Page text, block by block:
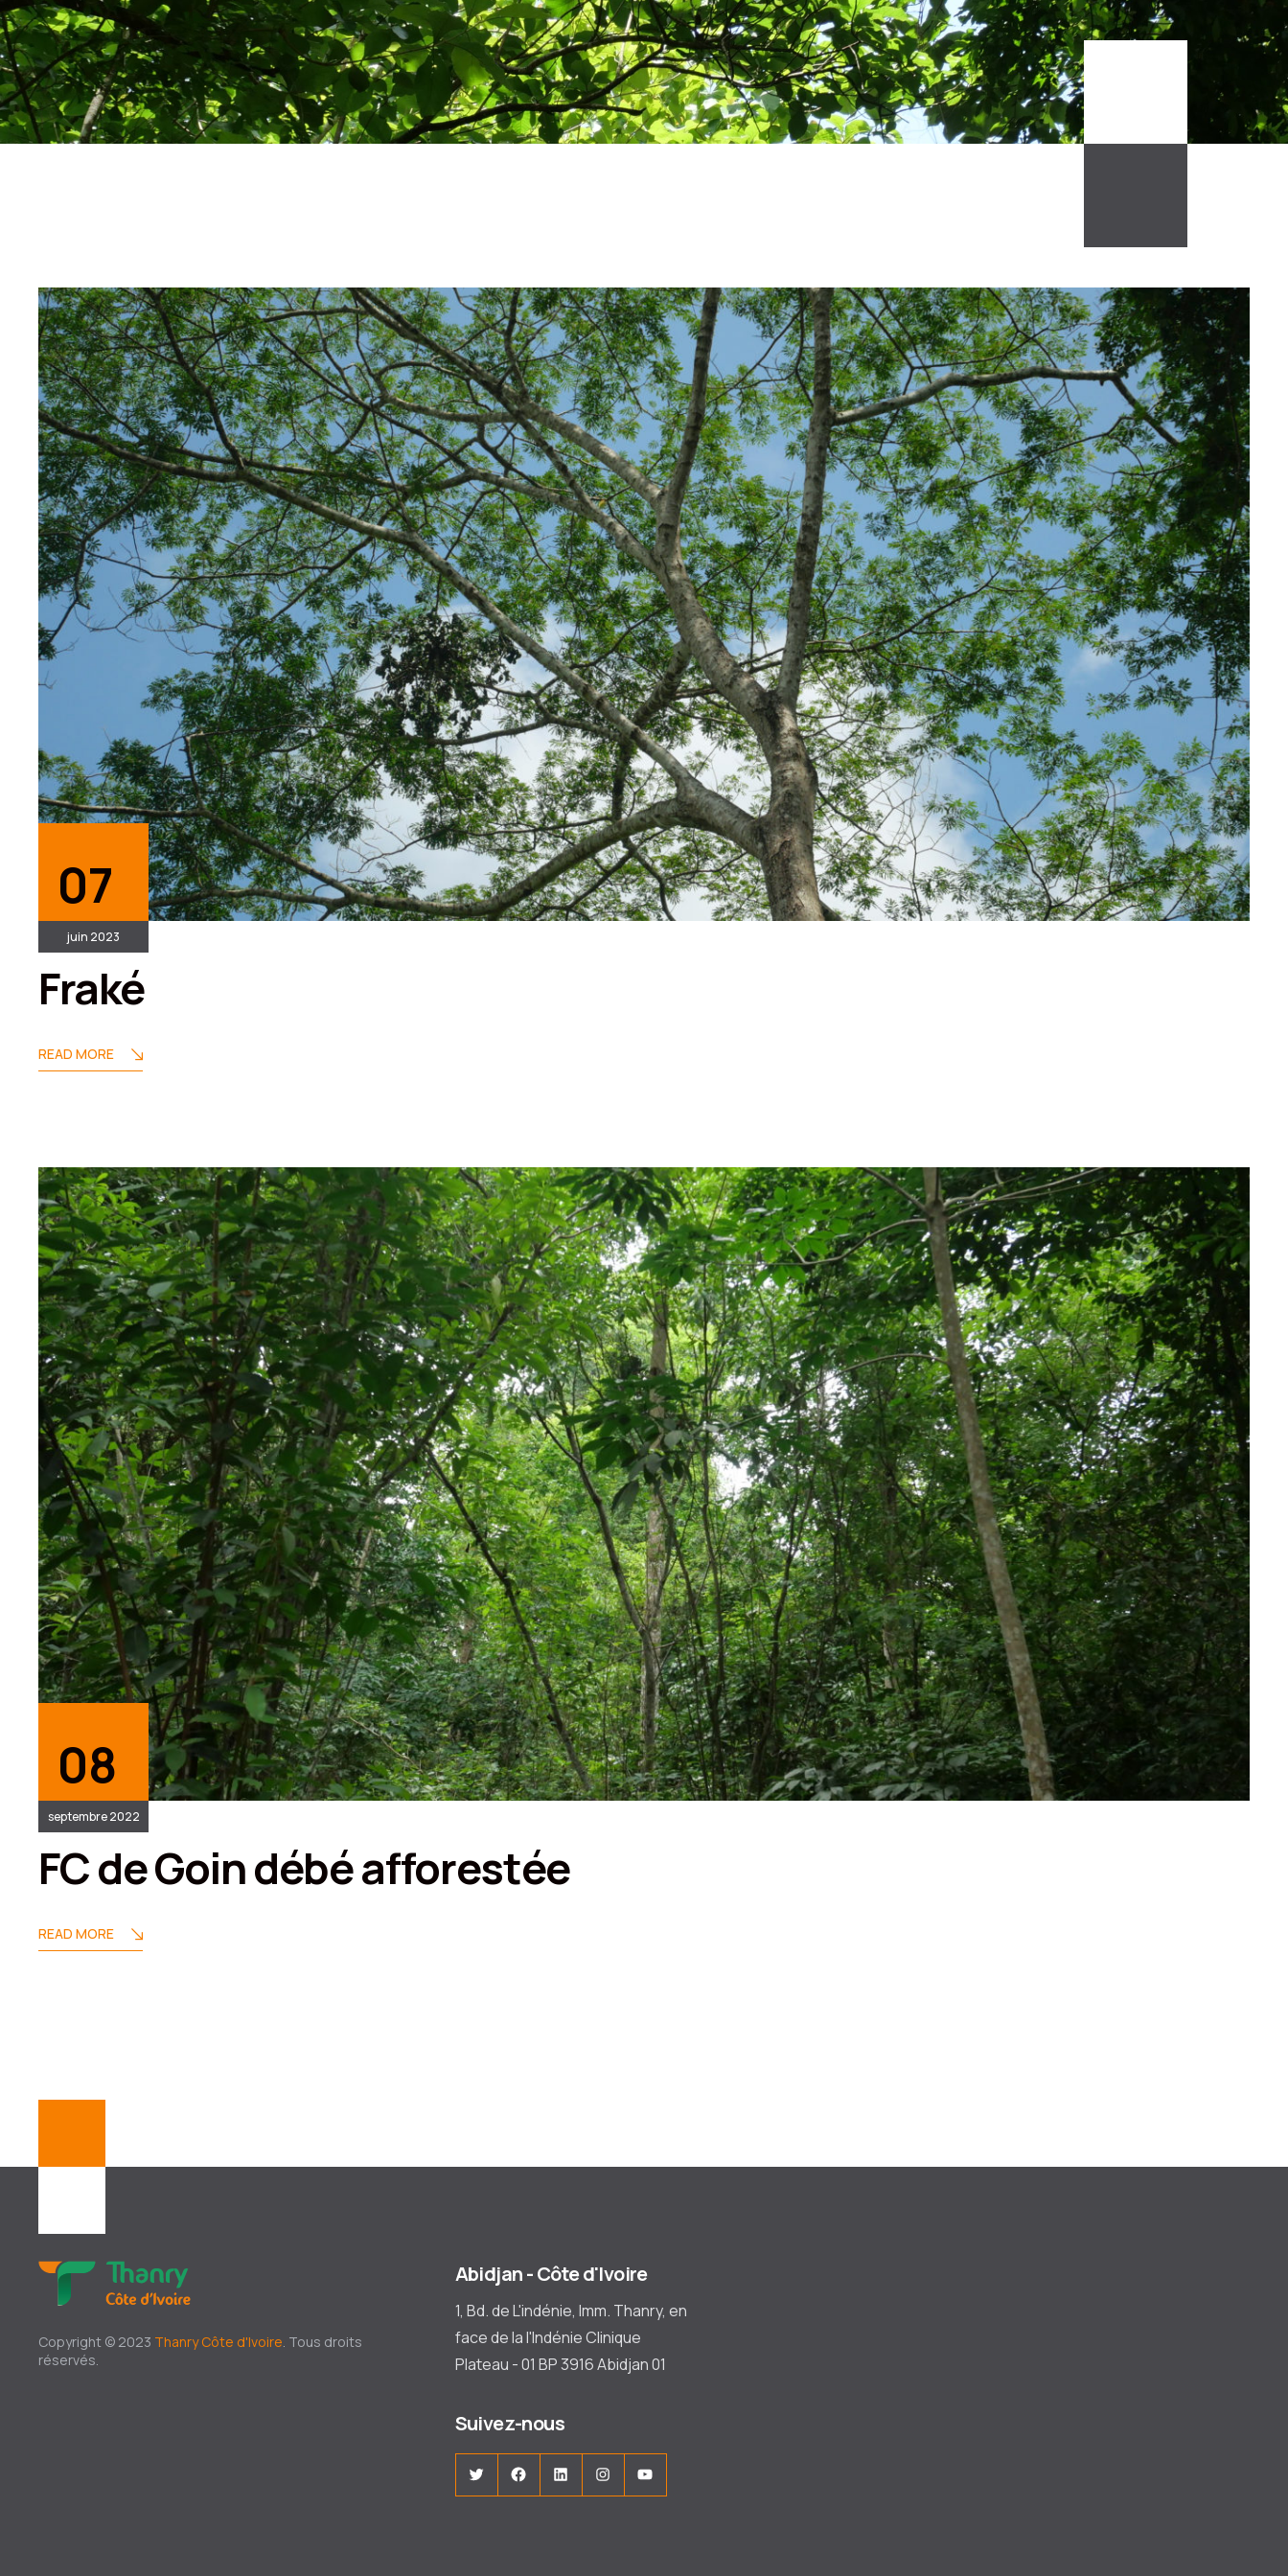
07
juin 2023
Fraké
READ MORE
08
septembre 2022
FC de Goin débé afforestée
READ MORE
Copyright © 2023 Thanry Côte d'Ivoire . Tous droits
réservés.
Abidjan - Côte d'Ivoire
1, Bd. de L'indénie, Imm. Thanry, en
face de la l'Indénie Clinique
Plateau - 01 BP 3916 Abidjan 01
Suivez-nous
TwitterFacebook
LinkedInInstagramYouTube